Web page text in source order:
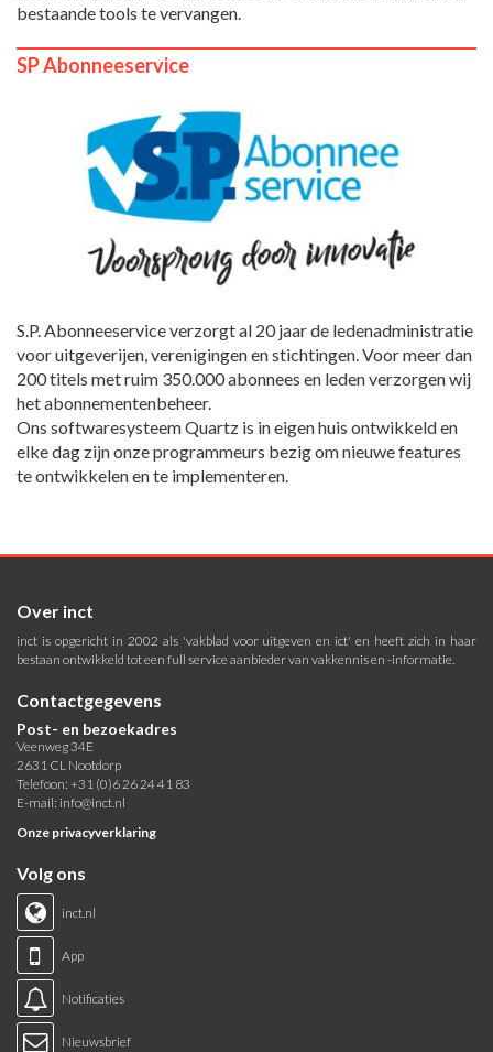
bestaande tools te vervangen.
SP Abonneeservice
S.P. Abonneeservice verzorgt al 20 jaar de ledenadministratie
voor uitgeverijen, verenigingen en stichtingen. Voor meer dan
200 titels met ruim 350.000 abonnees en leden verzorgen wij
het abonnementenbeheer.
Ons softwaresysteem Quartz is in eigen huis ontwikkeld en
elke dag zijn onze programmeurs bezig om nieuwe features
te ontwikkelen en te implementeren.
Over inct
inct is opgericht in 2002 als 'vakblad voor uitgeven en ict' en heeft zich in haar
bestaan ontwikkeld tot een full service aanbieder van vakkennis en -informatie.
Contactgegevens
Post- en bezoekadres
Veenweg 34E
2631 CL Nootdorp
Telefoon: +31 (0)6 26 24 41 83
E-mail: info@inct.nl
Onze privacyverklaring
Volg ons
inct.nl
App
Notificaties
Nieuwsbrief